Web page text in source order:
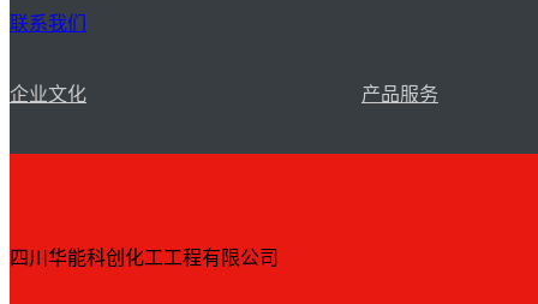
联系我们
企业文化 产品服务
四川华能科创化工工程有限公司